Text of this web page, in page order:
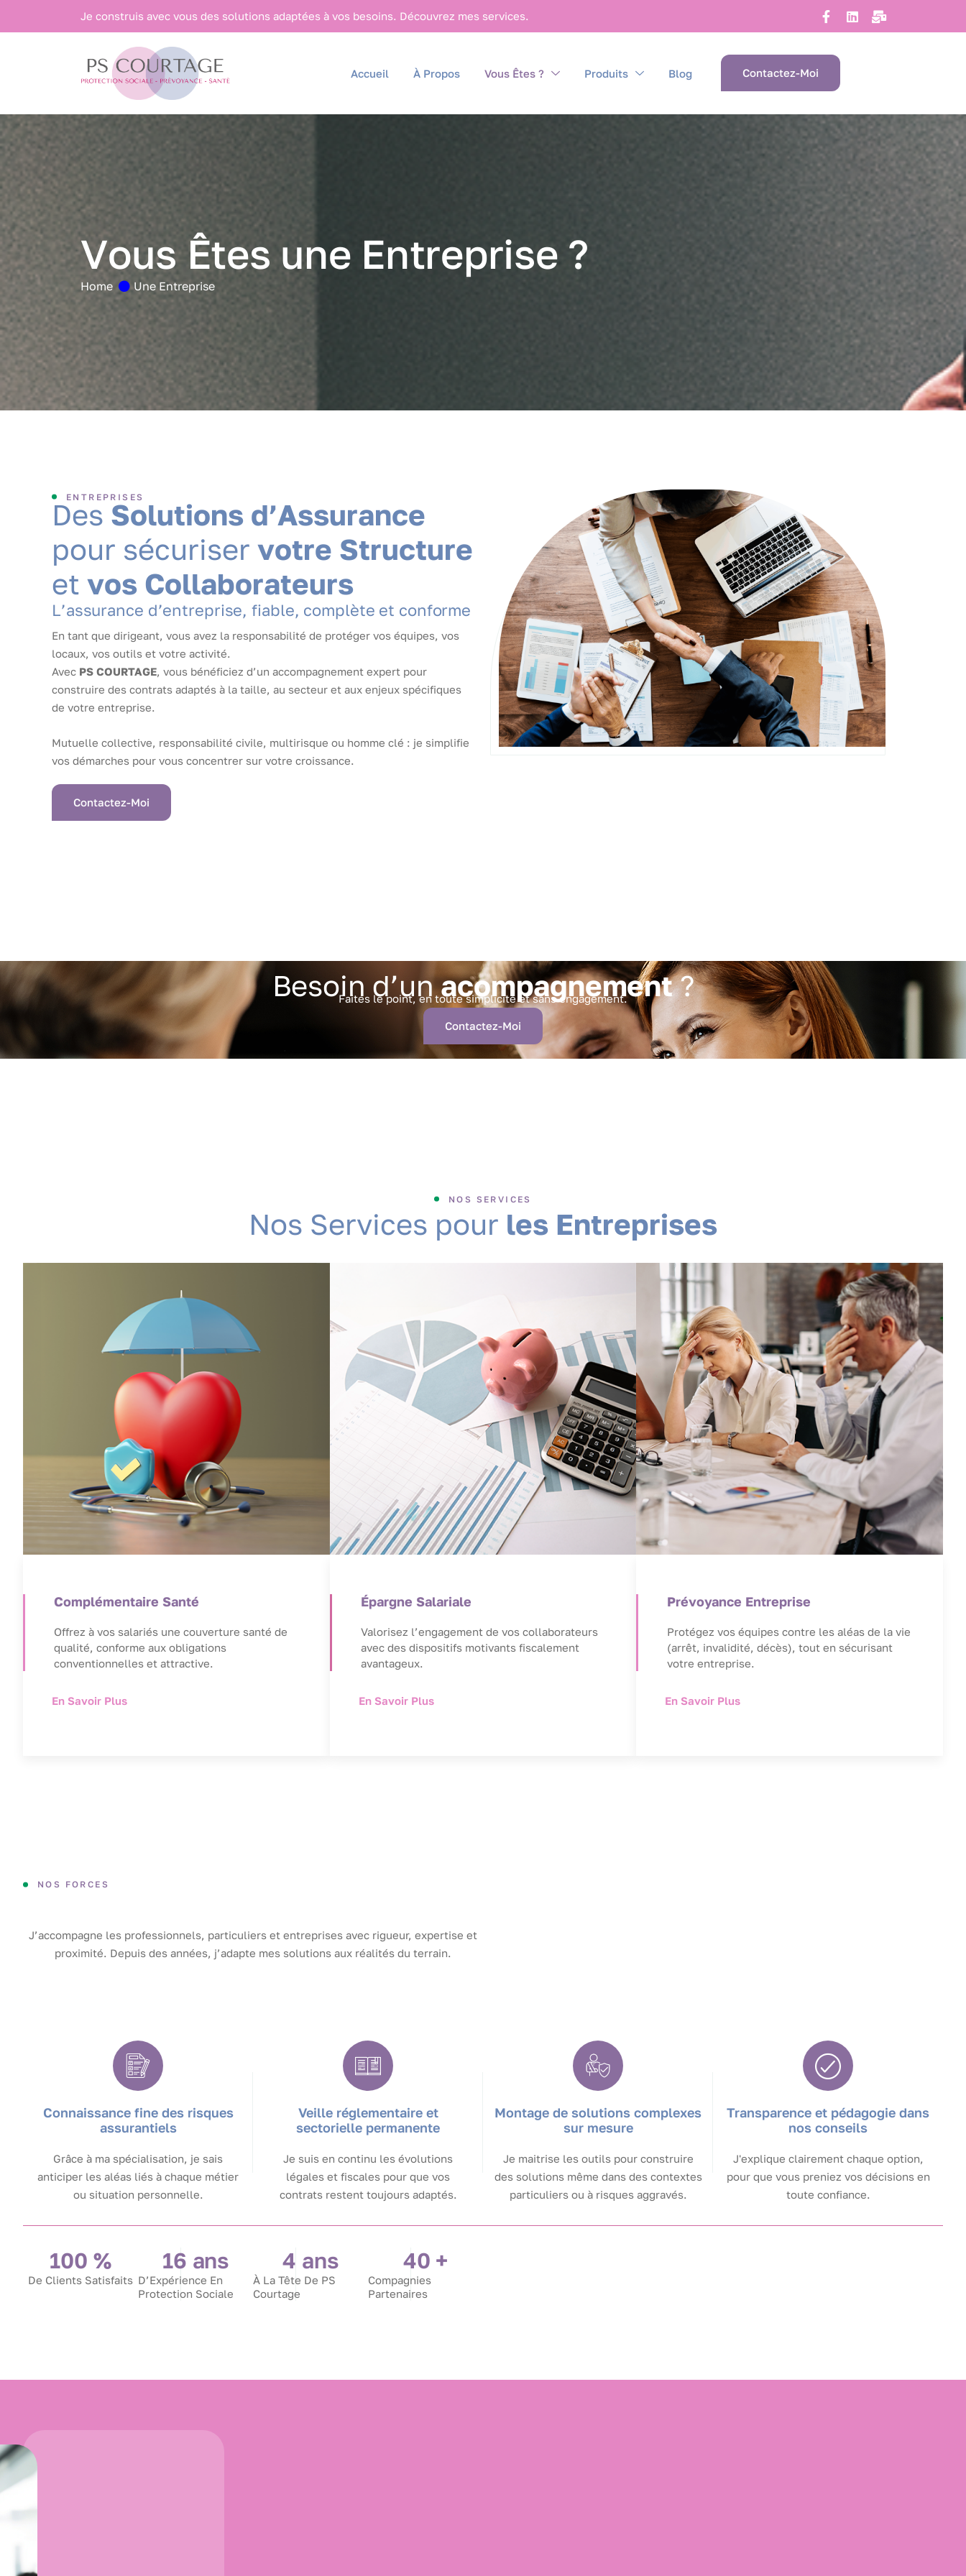
Je construis avec vous des solutions adaptées à vos besoins. Découvrez mes services.
Accueil À Propos Vous Êtes ? Produits Blog Contactez-Moi
Vous Êtes une Entreprise ?
Home Une Entreprise
ENTREPRISES
Des Solutions d’Assurance
pour sécuriser votre Structure
et vos Collaborateurs
L’assurance d’entreprise, fiable, complète et conforme
En tant que dirigeant, vous avez la responsabilité de protéger vos équipes, vos
locaux, vos outils et votre activité.
Avec PS COURTAGE, vous bénéficiez d’un accompagnement expert pour
construire des contrats adaptés à la taille, au secteur et aux enjeux spécifiques
de votre entreprise.
Mutuelle collective, responsabilité civile, multirisque ou homme clé : je simplifie
vos démarches pour vous concentrer sur votre croissance.
Contactez-Moi
Besoin d’un acompagnement ?
Faites le point, en toute simplicité et sans engagement.
Contactez-Moi
NOS SERVICES
Nos Services pour les Entreprises
Complémentaire Santé
Offrez à vos salariés une couverture santé de
qualité, conforme aux obligations
conventionnelles et attractive.
En Savoir Plus
Épargne Salariale
Valorisez l’engagement de vos collaborateurs
avec des dispositifs motivants fiscalement
avantageux.
En Savoir Plus
Prévoyance Entreprise
Protégez vos équipes contre les aléas de la vie
(arrêt, invalidité, décès), tout en sécurisant
votre entreprise.
En Savoir Plus
NOS FORCES
J’accompagne les professionnels, particuliers et entreprises avec rigueur, expertise et
proximité. Depuis des années, j’adapte mes solutions aux réalités du terrain.
Connaissance fine des risques
assurantiels
Grâce à ma spécialisation, je sais
anticiper les aléas liés à chaque métier
ou situation personnelle.
Veille réglementaire et
sectorielle permanente
Je suis en continu les évolutions
légales et fiscales pour que vos
contrats restent toujours adaptés.
Montage de solutions complexes
sur mesure
Je maitrise les outils pour construire
des solutions même dans des contextes
particuliers ou à risques aggravés.
Transparence et pédagogie dans
nos conseils
J'explique clairement chaque option,
pour que vous preniez vos décisions en
toute confiance.
De Clients Satisfaits
100 %
D’Expérience En
Protection Sociale
16 ans
À La Tête De PS
Courtage
4 ans
Compagnies
Partenaires
40 +